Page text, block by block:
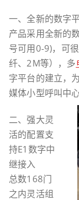
一、全新的数字
产品采用全新的
号可用0-9)，可
纤、2M等），多
字平台的建立，
媒体小型呼叫中
二、强大灵
活的配置支
持E1数字中
继接入
总数168门
之内灵活组